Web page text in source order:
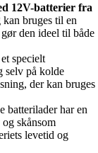
12V-batterier fra
bruges til en
den ideel til både
specielt
selv på kolde
der kan bruges
batterilader har en
skånsom
levetid og